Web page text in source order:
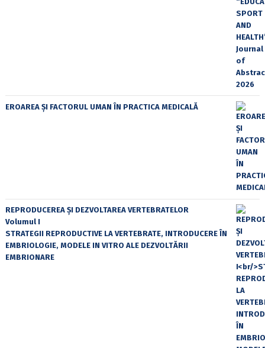
EROAREA ȘI FACTORUL UMAN ÎN PRACTICA MEDICALĂ
REPRODUCEREA ȘI DEZVOLTAREA VERTEBRATELOR
Volumul I
STRATEGII REPRODUCTIVE LA VERTEBRATE, INTRODUCERE ÎN
EMBRIOLOGIE, MODELE IN VITRO ALE DEZVOLTĂRII
EMBRIONARE